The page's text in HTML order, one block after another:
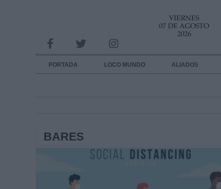
VIERNES
07 DE AGOSTO
2026
PORTADA LOCO MUNDO ALIADOS
BARES
INFORMACION SOBRE LA PROTECCIÓN DE TUS DATOS
Responsable:
Información adicional